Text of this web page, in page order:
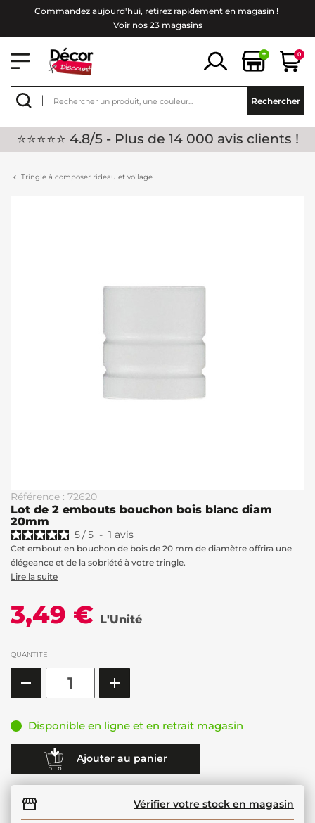
Commandez aujourd'hui, retirez rapidement en magasin !
Voir nos 23 magasins
+ 0
Rechercher
⭐⭐⭐⭐⭐ 4.8/5 - Plus de 14 000 avis clients !
Tringle à composer rideau et voilage
Référence : 72620
Lot de 2 embouts bouchon bois blanc diam
20mm
5/5 - 1 avis
Cet embout en bouchon de bois de 20 mm de diamètre offrira une
élégeance et de la sobriété à votre tringle.
Lire la suite
3,49 € L'Unité
QUANTITÉ
Disponible en ligne et en retrait magasin
Ajouter au panier
Vérifier votre stock en magasin